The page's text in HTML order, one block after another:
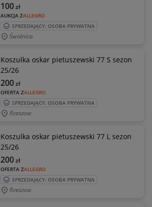
AUKCJA ZALLEGRO
100zł
SPRZEDAJĄCY: OSOBA PRYWATNA
Świdnica
Koszulka oskar pietuszewski 77 S sezon
25/26
OFERTA ZALLEGRO
200zł
SPRZEDAJĄCY: OSOBA PRYWATNA
Rzeszow
Koszulka oskar pietuszewski 77 L sezon
25/26
OFERTA ZALLEGRO
200zł
SPRZEDAJĄCY: OSOBA PRYWATNA
Rzeszow